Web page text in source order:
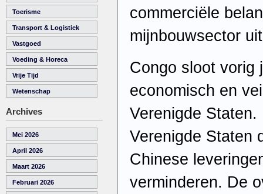
Toerisme
Transport & Logistiek
Vastgoed
Voeding & Horeca
Vrije Tijd
Wetenschap
Archives
Mei 2026
April 2026
Maart 2026
Februari 2026
commerciële
mijnbouwsector
Congo sloot vorig
economisch en
Verenigde
Verenigde Staten
Chinese
verminderen. De